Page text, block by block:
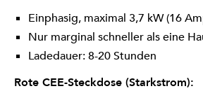
Einphasig, maximal 3,7 kW (16
Nur marginal schneller als eine
Ladedauer: 8-20 Stunden
Rote CEE-Steckdose (Starkstrom):